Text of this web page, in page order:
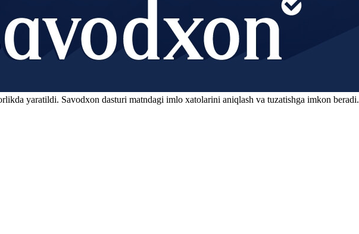
yaratildi. Savodxon dasturi matndagi imlo xatolarini aniqlash va tuzatishga imkon beradi.